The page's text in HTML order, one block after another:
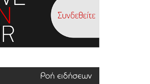
Ροή ειδήσεων